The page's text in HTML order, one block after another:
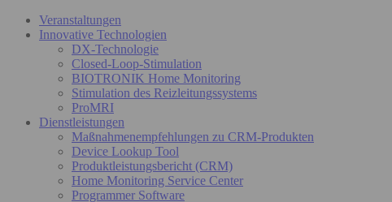
Veranstaltungen
Innovative Technologien
DX-Technologie
Closed-Loop-Stimulation
BIOTRONIK Home Monitoring
Stimulation des Reizleitungssystems
ProMRI
Dienstleistungen
Maßnahmenempfehlungen zu CRM-Produkten
Device Lookup Tool
Produktleistungsbericht (CRM)
Home Monitoring Service Center
Programmer Software